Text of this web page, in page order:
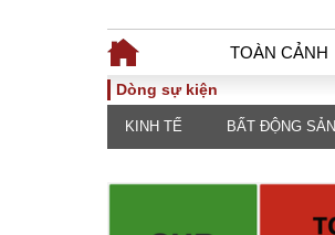
TOÀN CẢNH
TOÀN CẢNH
Dòng sự kiện
KINH TẾ BẤT ĐỘNG SẢN